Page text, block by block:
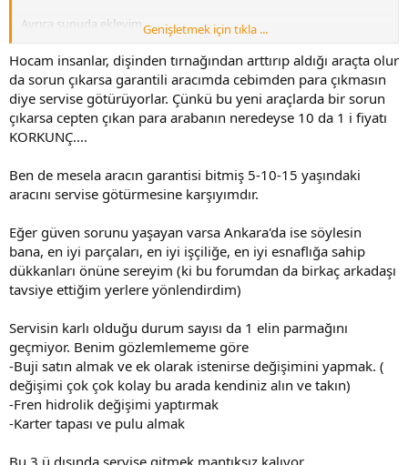
Ayrıca şunuda ekleyim
Vw-tr satamadığı her türlü aracı
Mecbur oldugu icin getiriyor depolarına otoparklarına yığıyor.
Distrübütörlük anlasması bunu gerektirir.
Vw-AG den her yıl icin mecburi kotayı TR ye cekmek zorundalar
Genişletmek için tıkla ...
Hocam insanlar, dişinden tırnağından arttırıp aldığı araçta olur
da sorun çıkarsa garantili aracımda cebimden para çıkmasın
diye servise götürüyorlar. Çünkü bu yeni araçlarda bir sorun
çıkarsa cepten çıkan para arabanın neredeyse 10 da 1 i fiyatı
KORKUNÇ....
Ben de mesela aracın garantisi bitmiş 5-10-15 yaşındaki
aracını servise götürmesine karşıyımdır.
Eğer güven sorunu yaşayan varsa Ankara'da ise söylesin
bana, en iyi parçaları, en iyi işçiliğe, en iyi esnaflığa sahip
dükkanları önüne sereyim (ki bu forumdan da birkaç arkadaşı
tavsiye ettiğim yerlere yönlendirdim)
Servisin karlı olduğu durum sayısı da 1 elin parmağını
geçmiyor. Benim gözlemlememe göre
-Buji satın almak ve ek olarak istenirse değişimini yapmak. (
değişimi çok çok kolay bu arada kendiniz alın ve takın)
-Fren hidrolik değişimi yaptırmak
-Karter tapası ve pulu almak
Bu 3 ü dışında servise gitmek mantıksız kalıyor.